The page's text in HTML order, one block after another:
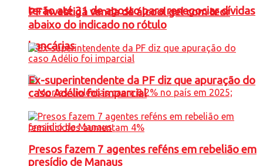
terão até 31 de agosto para renegociar dívidas
bancárias
PF investiga venda de álcool gel com teor
abaixo do indicado no rótulo
Ex-superintendente da PF diz que apuração do
caso Adélio foi imparcial
Presos fazem 7 agentes reféns em rebelião em
presídio de Manaus